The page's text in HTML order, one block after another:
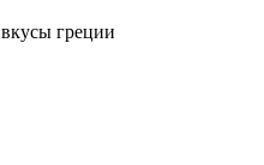
вкусы греции